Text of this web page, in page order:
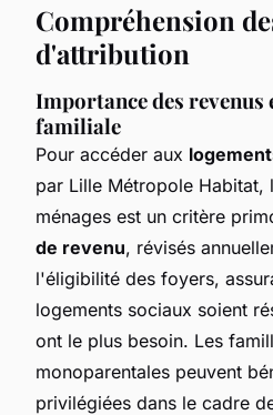
Compréhension
d'attribution
Importance des
familiale
Pour accéder aux
par Lille Métropole Habitat,
ménages est un critère
de revenu, révisés
l'éligibilité des foyers,
logements sociaux soient
ont le plus besoin. Les
monoparentales peuvent
privilégiées dans le cadre